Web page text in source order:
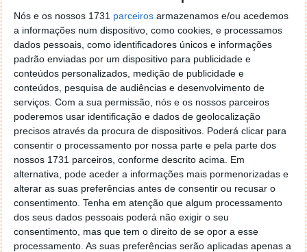
Nós e os nossos 1731 parceiros armazenamos e/ou acedemos
a informações num dispositivo, como cookies, e processamos
dados pessoais, como identificadores únicos e informações
padrão enviadas por um dispositivo para publicidade e
conteúdos personalizados, medição de publicidade e
conteúdos, pesquisa de audiências e desenvolvimento de
serviços. Com a sua permissão, nós e os nossos parceiros
poderemos usar identificação e dados de geolocalização
precisos através da procura de dispositivos. Poderá clicar para
consentir o processamento por nossa parte e pela parte dos
nossos 1731 parceiros, conforme descrito acima. Em
alternativa, pode aceder a informações mais pormenorizadas e
alterar as suas preferências antes de consentir ou recusar o
consentimento. Tenha em atenção que algum processamento
dos seus dados pessoais poderá não exigir o seu
consentimento, mas que tem o direito de se opor a esse
processamento. As suas preferências serão aplicadas apenas a
Basicamente funciona da mesma forma, se clicar
mais de um segundo em cima de cada um destes
ícones, a caixa de opções irá ser mostrada na
mesma.